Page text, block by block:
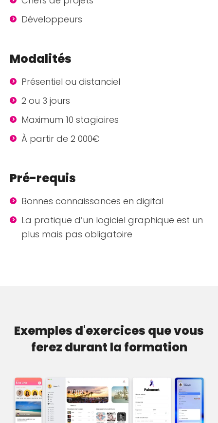
Développeurs
Modalités
Présentiel ou distanciel
2 ou 3 jours
Maximum 10 stagiaires
À partir de 2 000€
Pré-requis
Bonnes connaissances en digital
La pratique d’un logiciel graphique est un
plus mais pas obligatoire
Exemples d'exercices que vous
ferez durant la formation